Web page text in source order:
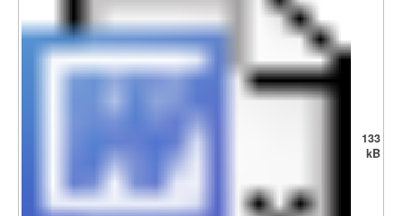
133
kB